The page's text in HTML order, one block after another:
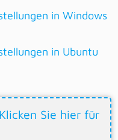
in Windows
in Ubuntu
Klicken Sie hier für